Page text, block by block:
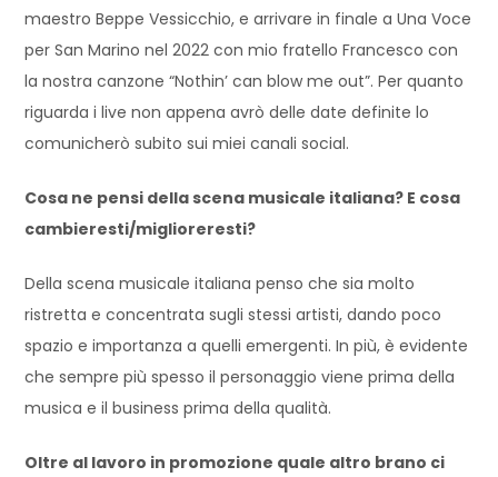
maestro Beppe Vessicchio, e arrivare in finale a Una Voce
per San Marino nel 2022 con mio fratello Francesco con
la nostra canzone “Nothin’ can blow me out”. Per quanto
riguarda i live non appena avrò delle date definite lo
comunicherò subito sui miei canali social.
Cosa ne pensi della scena musicale italiana? E cosa
cambieresti/miglioreresti?
Della scena musicale italiana penso che sia molto
ristretta e concentrata sugli stessi artisti, dando poco
spazio e importanza a quelli emergenti. In più, è evidente
che sempre più spesso il personaggio viene prima della
musica e il business prima della qualità.
Oltre al lavoro in promozione quale altro brano ci